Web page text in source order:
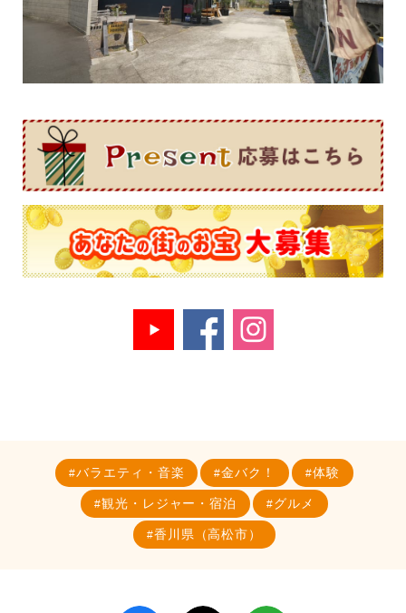
バラエティ・音楽 金バク！ 体験
観光・レジャー・宿泊 グルメ
香川県（高松市）